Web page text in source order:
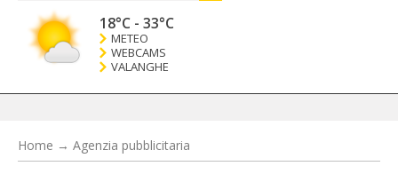
18°C - 33°C
METEO
WEBCAMS
VALANGHE
Home → Agenzia pubblicitaria